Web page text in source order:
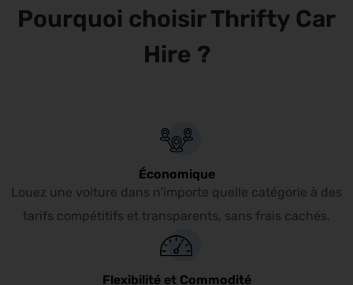
Pourquoi choisir Thrifty Car
Hire ?
Économique
Louez une voiture dans n'importe quelle catégorie à des
tarifs compétitifs et transparents, sans frais cachés.
Flexibilité et Commodité